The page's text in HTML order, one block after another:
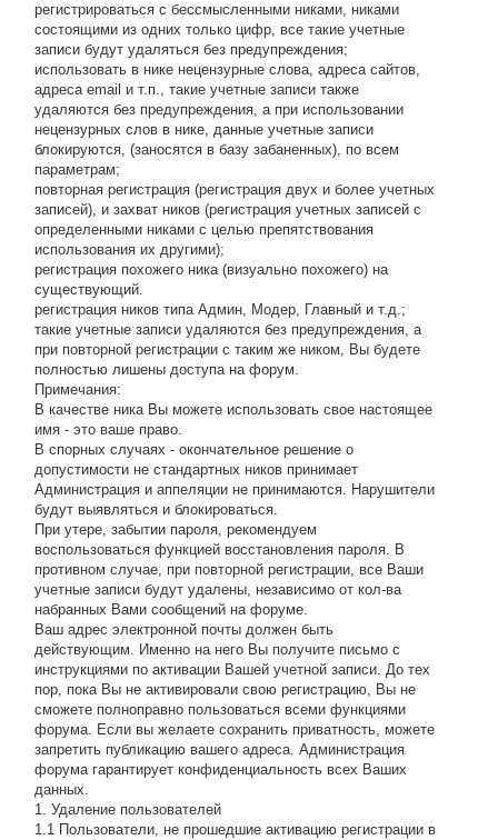
регистрироваться с бессмысленными никами, никами
состоящими из одних только цифр, все такие учетные
записи будут удаляться без предупреждения;
использовать в нике нецензурные слова, адреса сайтов,
адреса email и т.п., такие учетные записи также
удаляются без предупреждения, а при использовании
нецензурных слов в нике, данные учетные записи
блокируются, (заносятся в базу забаненных), по всем
параметрам;
повторная регистрация (регистрация двух и более учетных
записей), и захват ников (регистрация учетных записей с
определенными никами с целью препятствования
использования их другими);
регистрация похожего ника (визуально похожего) на
существующий.
регистрация ников типа Админ, Модер, Главный и т.д.;
такие учетные записи удаляются без предупреждения, а
при повторной регистрации с таким же ником, Вы будете
полностью лишены доступа на форум.
Примечания:
В качестве ника Вы можете использовать свое настоящее
имя - это ваше право.
В спорных случаях - окончательное решение о
допустимости не стандартных ников принимает
Администрация и аппеляции не принимаются. Нарушители
будут выявляться и блокироваться.
При утере, забытии пароля, рекомендуем
воспользоваться функцией восстановления пароля. В
противном случае, при повторной регистрации, все Ваши
учетные записи будут удалены, независимо от кол-ва
набранных Вами сообщений на форуме.
Ваш адрес электронной почты должен быть
действующим. Именно на него Вы получите письмо с
инструкциями по активации Вашей учетной записи. До тех
пор, пока Вы не активировали свою регистрацию, Вы не
сможете полноправно пользоваться всеми функциями
форума. Если вы желаете сохранить приватность, можете
запретить публикацию вашего адреса. Администрация
форума гарантирует конфиденциальность всех Ваших
данных.
1. Удаление пользователей
1.1 Пользователи, не прошедшие активацию регистрации в